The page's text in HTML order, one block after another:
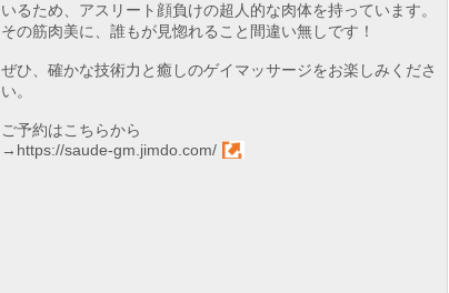
いるため、アスリート顔負けの超人的な肉体を持っています。
その筋肉美に、誰もが見惚れること間違い無しです！
ぜひ、確かな技術力と癒しのゲイマッサージをお楽しみくださ
い。
ご予約はこちらから
→ https://saude-gm.jimdo.com/